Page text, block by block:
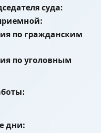
суда:
по гражданским
по уголовным
дни: